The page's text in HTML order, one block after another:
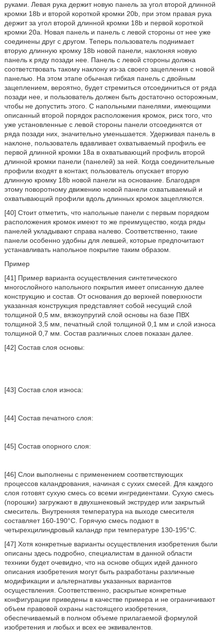
руками. Левая рука держит новую панель за угол второй длинной
кромки 18b и второй короткой кромки 20b, при этом правая рука
держит за угол второй длинной кромки 18b и первой короткой
кромки 20а. Новая панель и панель с левой стороны от нее уже
соединены друг с другом. Теперь пользователь поднимает
вторую длинную кромку 18b новой панели, наклоняя новую
панель к ряду позади нее. Панель с левой стороны должна
соответствовать такому наклону из-за своего зацепления с новой
панелью. На этом этапе обычная гибкая панель с двойным
зацеплением, вероятно, будет стремиться отсоединиться от ряда
позади нее, и пользователь должен быть достаточно осторожным,
чтобы не допустить этого. С напольными панелями, имеющими
описанный второй порядок расположения кромок, риск того, что
уже установленные с левой стороны панели отсоединятся от
ряда позади них, значительно уменьшается. Удерживая панель в
наклоне, пользователь вдавливает охватываемый профиль ее
первой длинной кромки 18а в охватывающий профиль второй
длинной кромки панели (панелей) за ней. Когда соединительные
профили входят в контакт, пользователь опускает вторую
длинную кромку 18b новой панели на основание. Благодаря
этому поворотному движению новой панели охватываемый и
охватывающий профили вдоль длинных кромок зацепляются.
[40] Стоит отметить, что напольные панели с первым порядком
расположения кромок имеют то же преимущество, когда ряды
панелей укладывают справа налево. Соответственно, такие
панели особенно удобны для левшей, которые предпочитают
устанавливать напольное покрытие таким образом.
Пример
[41] Пример варианта осуществления синтетического
многослойного напольного покрытия имеет описанную далее
конструкцию и состав. От основания до верхней поверхности
указанная конструкция представляет собой несущий слой
толщиной 0,5 мм, вязкоупругий слой основы на базе ПВХ
толщиной 3,5 мм, печатный слой толщиной 0,1 мм и слой износа
толщиной 0,7 мм. Состав различных слоев показан далее.
[42] Состав слоя основы:
[43] Состав слоя износа:
[44] Состав печатного слоя:
[45] Состав опорного слоя:
[46] Слои выполнены с применением соответствующих
процессов каландрования, начиная с сухих смесей. Для каждого
слоя готовят сухую смесь со всеми ингредиентами. Сухую смесь
(порошки) загружают в двухшнековый экструдер или закрытый
смеситель. Внутренняя температура на выходе смесителя
составляет 160-190°С. Горячую смесь подают в
четырехцилиндровый каландр при температуре 130-195°С.
[47] Хотя конкретные варианты осуществления изобретения были
описаны здесь подробно, специалистам в данной области
техники будет очевидно, что на основе общих идей данного
описания изобретения могут быть разработаны различные
модификации и альтернативы указанных вариантов
осуществления. Соответственно, раскрытые конкретные
конфигурации приведены в качестве примера и не ограничивают
объем правовой охраны настоящего изобретения,
обеспечиваемый в полном объеме прилагаемой формулой
изобретения и любых и всех ее эквивалентов.